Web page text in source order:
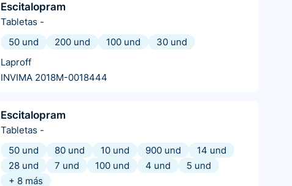
Escitalopram
Tabletas -
50 und
200 und 100 und
30 und
Laproff
INVIMA 2018M-0018444
Escitalopram
Tabletas -
50 und
80 und 10 und 900 und
14 und
28 und
7 und 100 und 4 und
5 und
+ 8 más